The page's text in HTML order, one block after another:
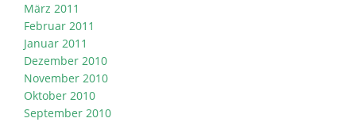
März 2011
Februar 2011
Januar 2011
Dezember 2010
November 2010
Oktober 2010
September 2010